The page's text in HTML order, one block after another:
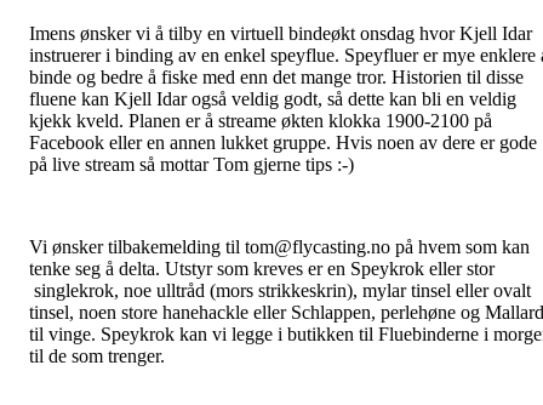
Imens ønsker vi å tilby en virtuell bindeøkt onsdag hvor Kjell Idar
instruerer i binding av en enkel speyflue. Speyfluer er mye enklere
binde og bedre å fiske med enn det mange tror. Historien til disse
fluene kan Kjell Idar også veldig godt, så dette kan bli en veldig
kjekk kveld. Planen er å streame økten klokka 1900-2100 på
Facebook eller en annen lukket gruppe. Hvis noen av dere er gode
på live stream så mottar Tom gjerne tips :-)
Vi ønsker tilbakemelding til tom@flycasting.no på hvem som kan
tenke seg å delta. Utstyr som kreves er en Speykrok eller stor
singlekrok, noe ulltråd (mors strikkeskrin), mylar tinsel eller ovalt
tinsel, noen store hanehackle eller Schlappen, perlehøne og Mallard
til vinge. Speykrok kan vi legge i butikken til Fluebinderne i
til de som trenger.